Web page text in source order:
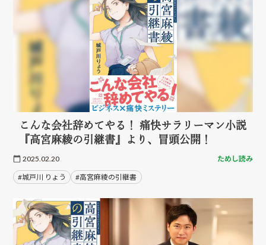
こんな会社辞めてやる！ 痛快サラリーマン小説
『高宮麻綾の引継書』より、冒頭公開！
2025.02.20 ためし読み
#城戸川 りょう #高宮麻綾の引継書